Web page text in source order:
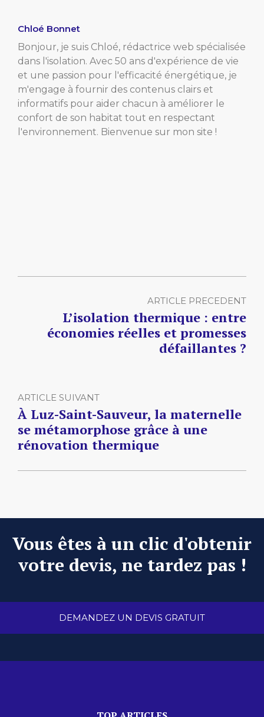
Chloé Bonnet
Bonjour, je suis Chloé, rédactrice web spécialisée
dans l'isolation. Avec 50 ans d'expérience de vie
et une passion pour l'efficacité énergétique, je
m'engage à fournir des contenus clairs et
informatifs pour aider chacun à améliorer le
confort de son habitat tout en respectant
l'environnement. Bienvenue sur mon site !
ARTICLE PRECEDENT
L’isolation thermique : entre
économies réelles et promesses
défaillantes ?
ARTICLE SUIVANT
À Luz-Saint-Sauveur, la maternelle
se métamorphose grâce à une
rénovation thermique
Vous êtes à un clic d'obtenir
votre devis, ne tardez pas !
DEMANDEZ UN DEVIS GRATUIT